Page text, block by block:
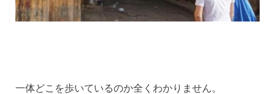
一体どこを歩いているのか全くわかりません。